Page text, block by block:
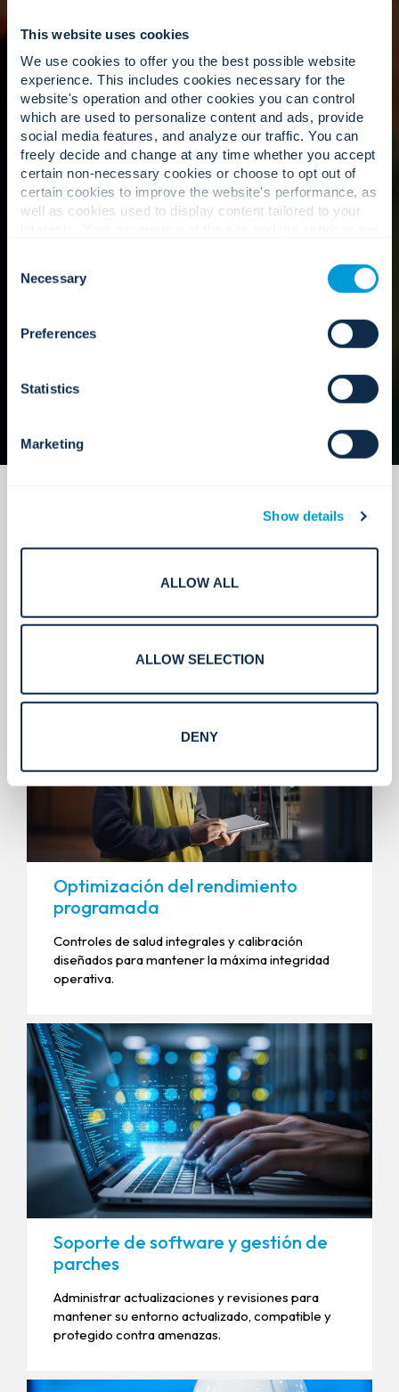
This website uses cookies
We use cookies to offer you the best possible website
experience. This includes cookies necessary for the
website's operation and other cookies you can control
which are used to personalize content and ads, provide
social media features, and analyze our traffic. You can
freely decide and change at any time whether you accept
certain non-necessary cookies or choose to opt out of
certain cookies to improve the website's performance, as
well as cookies used to display content tailored to your
cookies. Click "Show details" below for more information
about who we share your information with.
Selection
Necessary
Preferences
Statistics
Marketing
Show details
ALLOW ALL
ALLOW SELECTION
DENY
La gente primero.
Técnicos calificados respaldados por la presencia
global de Convergint.
Mantenimiento diseñado a escala.
Optimización del rendimiento
programada
Controles de salud integrales y calibración
diseñados para mantener la máxima integridad
operativa.
Soporte de software y gestión de
parches
Administrar actualizaciones y revisiones para
mantener su entorno actualizado, compatible y
protegido contra amenazas.